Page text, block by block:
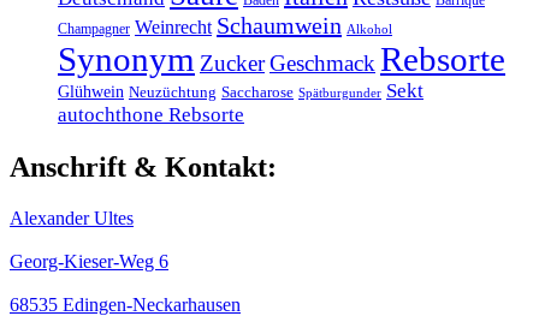
Champagner Weinrecht Schaumwein Alkohol
Synonym ZuckerGeschmack Rebsorte
Glühwein Neuzüchtung Saccharose Spätburgunder Sekt
autochthone Rebsorte
Anschrift & Kontakt:
Alexander Ultes
Georg-Kieser-Weg 6
68535 Edingen-Neckarhausen